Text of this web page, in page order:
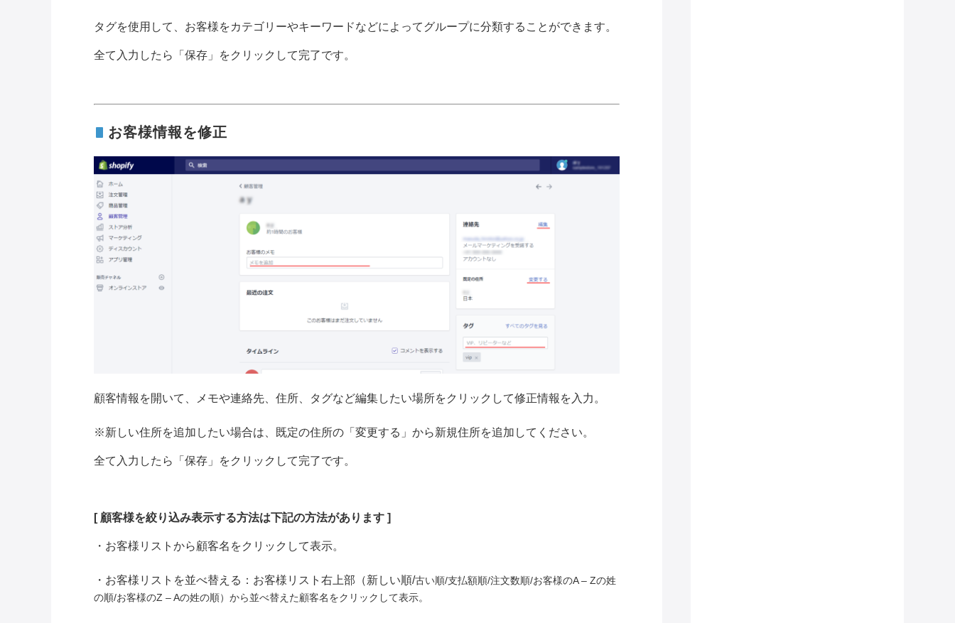
タグを使用して、お客様をカテゴリーやキーワードなどによってグループに分類することができます。
全て入力したら「保存」をクリックして完了です。
お客様情報を修正
顧客情報を開いて、メモや連絡先、住所、タグなど編集したい場所をクリックして修正情報を入力。
※新しい住所を追加したい場合は、既定の住所の「変更する」から新規住所を追加してください。
全て入力したら「保存」をクリックして完了です。
[ 顧客様を絞り込み表示する方法は下記の方法があります ]
・お客様リストから顧客名をクリックして表示。
・お客様リストを並べ替える：お客様リスト右上部（新しい順/古い順/支払額順/注文数順/お客様のA – Zの姓
の順/お客様のZ – Aの姓の順）から並べ替えた顧客名をクリックして表示。